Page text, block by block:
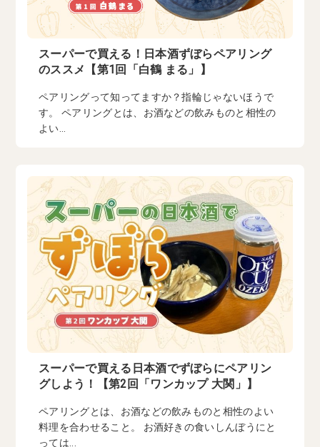
スーパーで買える！日本酒ずぼらペアリング
のススメ【第1回「白鶴 まる」】
ペアリングって知ってますか？指輪じゃないほうで
す。 ペアリングとは、お酒などの飲みものと相性の
よい...
スーパーで買える日本酒でずぼらにペアリン
グしよう！【第2回「ワンカップ 大関」】
ペアリングとは、お酒などの飲みものと相性のよい
料理を合わせること。 お酒好きの食いしんぼうにと
っては...